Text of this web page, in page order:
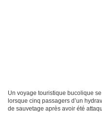
Un voyage touristique bucolique
lorsque cinq passagers d’un
de sauvetage après avoir été